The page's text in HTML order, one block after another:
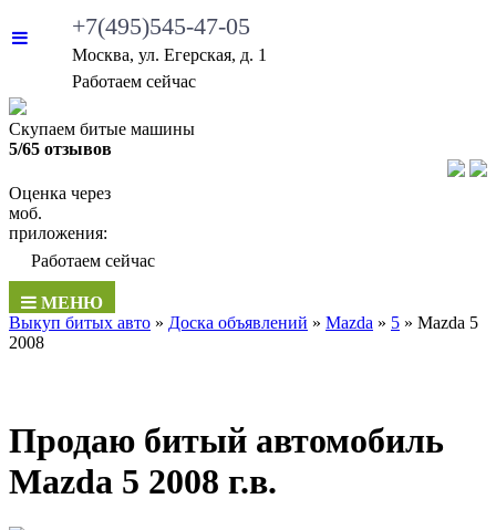
+7(495)545-47-05
Москва, ул. Егерская, д. 1
Работаем сейчас
Скупаем битые машины
5/65 отзывов
Оценка через
моб.
приложения:
Работаем сейчас
МЕНЮ
Выкуп битых авто » Доска объявлений » Mazda » 5 » Mazda 5
2008
Продаю битый автомобиль
Mazda 5 2008 г.в.